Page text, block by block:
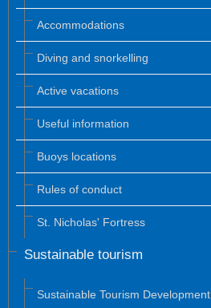
Accommodations
Diving and snorkelling
Active vacations
Useful information
Buoys locations
Rules of conduct
St. Nicholas' Fortress
Sustainable tourism
Sustainable Tourism Development